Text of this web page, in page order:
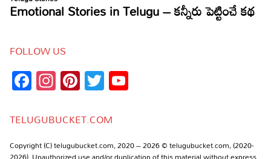
FOLLOW US
Facebook
Instagram
Pinterest
Twitter
TELUGUBUCKET.COM
Copyright (C) telugubucket.com, 2020 – 2026 © telugubucket.com, (2020-